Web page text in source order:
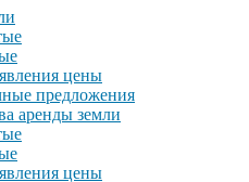
цены
предложения
аренды земли
цены